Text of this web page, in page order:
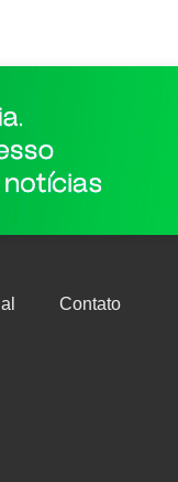
Contato